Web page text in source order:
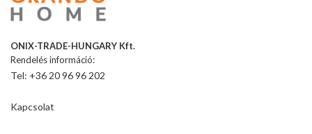
ONIX-TRADE-HUNGARY Kft.
Rendelés információ:
Tel: +36 20 96 96 202
Kapcsolat